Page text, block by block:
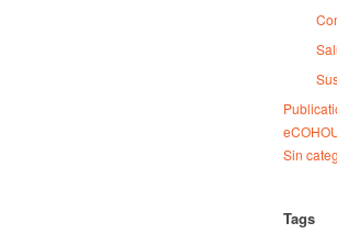
Sin
Tags